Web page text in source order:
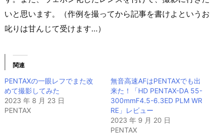
いと思います。（作例を撮ってから記事を書けよというお
叱りは甘んじて受けます…）
関連
PENTAXの一眼レフでまた改
めて撮影してみた
2023 年 8 月 23 日
PENTAX
無音高速AFはPENTAXでも出
来た！「HD PENTAX-DA 55-
300mmF4.5-6.3ED PLM WR
RE」レビュー
2023 年 9 月 20 日
PENTAX